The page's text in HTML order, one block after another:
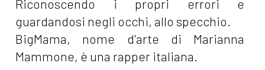
Riconoscendo i propri errori e
guardandosi negli occhi, allo specchio.
BigMama, nome d'arte di Marianna
Mammone, è una rapper italiana.